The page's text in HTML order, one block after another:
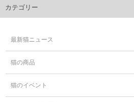
カテゴリー
最新猫ニュース
猫の商品
猫のイベント